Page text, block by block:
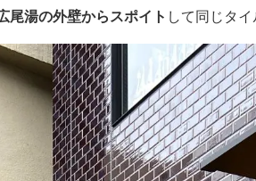
尾湯の外壁からスポイト して同じタイ